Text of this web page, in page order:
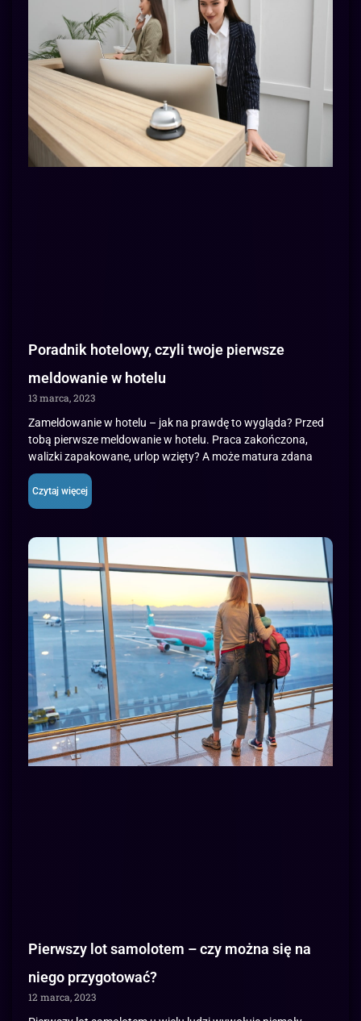
Poradnik hotelowy, czyli twoje pierwsze
meldowanie w hotelu
13 marca, 2023
Zameldowanie w hotelu – jak na prawdę to wygląda? Przed
tobą pierwsze meldowanie w hotelu. Praca zakończona,
walizki zapakowane, urlop wzięty? A może matura zdana
Czytaj więcej
Pierwszy lot samolotem – czy można się na
niego przygotować?
12 marca, 2023